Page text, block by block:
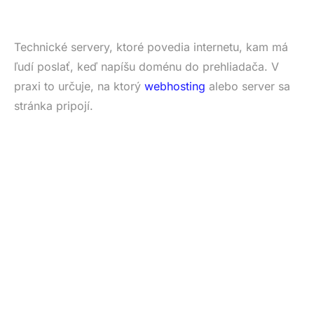
Technické servery, ktoré povedia internetu, kam má
ľudí poslať, keď napíšu doménu do prehliadača. V
praxi to určuje, na ktorý webhosting alebo server sa
stránka pripojí.